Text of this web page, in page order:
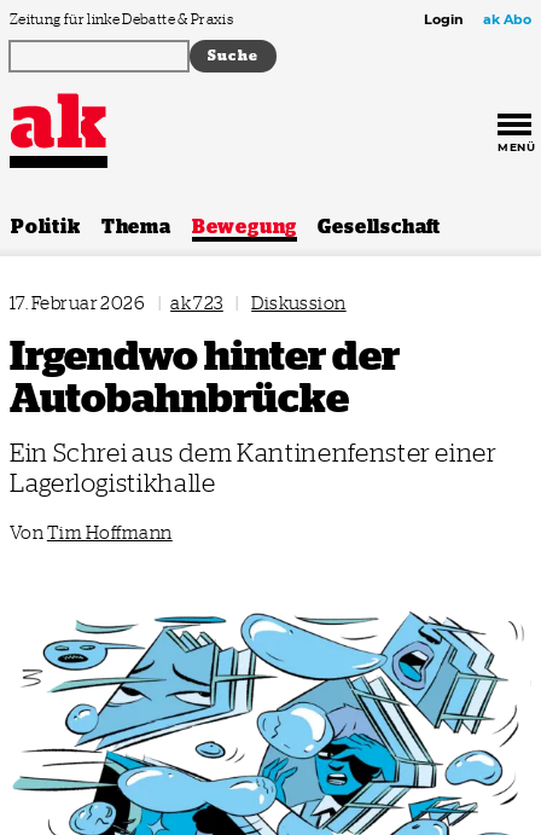
Zum Inhalt springen
Zeitung für linke Debatte & Praxis Login ak Abo
MENÜ
Politik Thema Bewegung Gesellschaft
17. Februar 2026 | ak 723 | Diskussion
Irgendwo hinter der
Autobahnbrücke
Ein Schrei aus dem Kantinenfenster einer
Lagerlogistikhalle
Von Tim Hoffmann